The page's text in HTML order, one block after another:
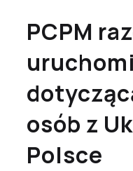
PCPM
osób z
Polsce